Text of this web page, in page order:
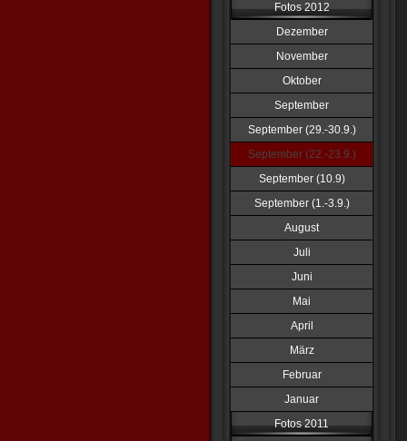
Fotos 2012
Dezember
November
Oktober
September
September (29.-30.9.)
September (22.-23.9.)
September (10.9)
September (1.-3.9.)
August
Juli
Juni
Mai
April
März
Februar
Januar
Fotos 2011